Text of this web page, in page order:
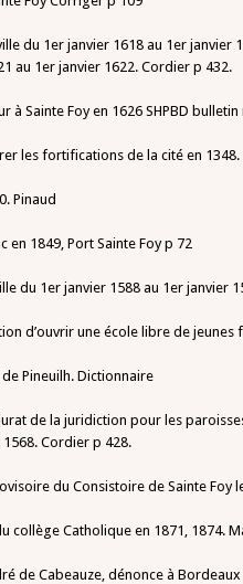
du 1er janvier 1618 au 1er janvier
au 1er janvier 1622. Cordier p 432.
à Sainte Foy en 1626 SHPBD bulletin
les fortifications de la cité en
Pinaud
en 1849, Port Sainte Foy p 72
du 1er janvier 1588 au 1er janvier
d’ouvrir une école libre de jeunes
Pineuilh. Dictionnaire
de la juridiction pour les
Cordier p 428.
du Consistoire de Sainte Foy
collège Catholique en 1871, 1874.
de Cabeauze, dénonce à